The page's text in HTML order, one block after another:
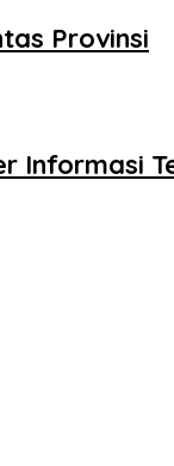
Provinsi